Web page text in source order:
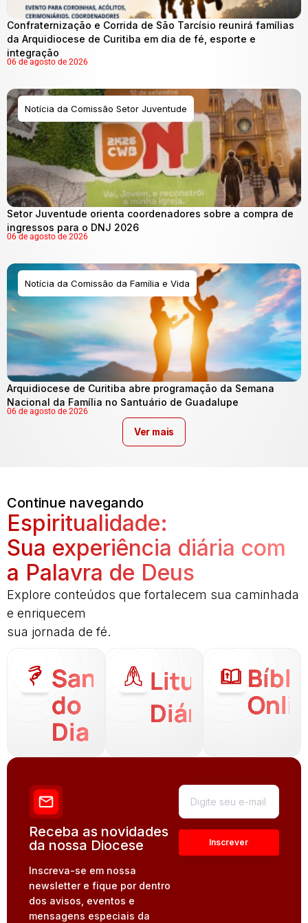
Confraternização e Corrida de São Tarcísio reunirá famílias
da Arquidiocese de Curitiba em dia de fé, esporte e
integração
06 de agosto de 2026
Notícia da Comissão Setor Juventude
Setor Juventude orienta coordenadores sobre a compra de
ingressos para o DNJ 2026
06 de agosto de 2026
Notícia da Comissão da Família e Vida
Arquidiocese de Curitiba abre programação da Semana
Nacional da Família no Santuário de Guadalupe
06 de agosto de 2026
Ver mais
Continue navegando
Espiritualidade:
Sua experiência diária com
a Palavra de Deus
Explore conteúdos que fortalecem sua caminhada
e enriquecem
sua jornada de fé.
Santo
do
Dia
Liturgia
Diária
Receba as novidades
da nossa Diocese
Inscreva-se em nossa
newsletter e fique por dentro
dos avisos, eventos e
mensagens especiais da